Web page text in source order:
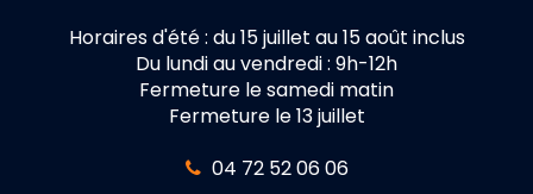
Horaires d'été : du 15 juillet au 15 août inclus
Du lundi au vendredi : 9h-12h
Fermeture le samedi matin
Fermeture le 13 juillet
04 72 52 06 06